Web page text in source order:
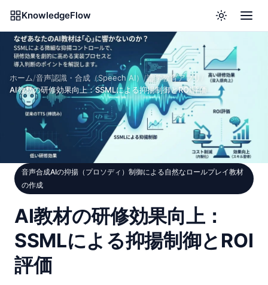
KnowledgeFlow
ホーム/音声認識・合成（Speech AI）/語学教育アプリ
AI教材の研修効果向上：SSMLによる抑揚制御とROI評価
音声合成AIの抑揚（プロソディ）制御による自然なロールプレイ教材
の作成
AI教材の研修効果向上：
SSMLによる抑揚制御とROI
評価